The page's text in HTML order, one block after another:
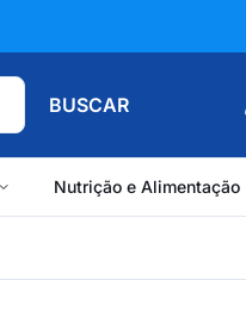
BUSCAR
Nutrição e Alimentação